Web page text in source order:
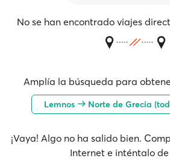
No se han encontrado viajes
Amplía la búsqueda para
Lemnos Norte de Grecia
¡Vaya! Algo no ha salido bien.
Internet e inténtalo de